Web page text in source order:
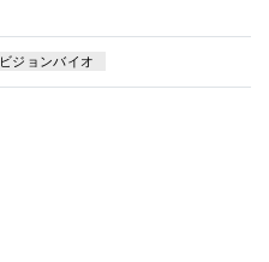
ビジョンバイオ